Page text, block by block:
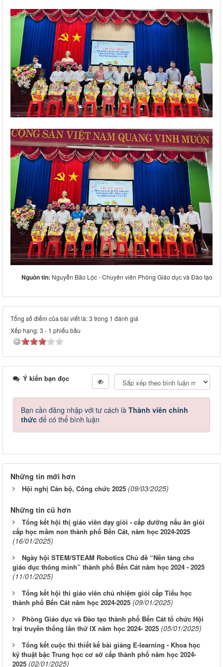
Nguồn tin: Nguyễn Bão Lộc - Chuyên viên Phòng Giáo dục và Đào tạo
Tổng số điểm của bài viết là: 3 trong 1 đánh giá
Xếp hạng:3 - 1 phiếu bầu
Ý kiến bạn đọc
Bạn cần đăng nhập với tư cách là Thành viên chính
thức để có thể bình luận
Những tin mới hơn
Hội nghị Cán bộ, Công chức 2025 (09/03/2025)
Những tin cũ hơn
Tổng kết hội thị giáo viên dạy giỏi - cấp dưỡng nấu ăn giỏi
cấp học mầm non thành phố Bến Cát, năm học 2024-2025
(16/01/2025)
Ngày hội STEM/STEAM Robotics Chủ đề “Nền tảng cho
giáo dục thông minh” thành phố Bến Cát năm học 2024 - 2025
(11/01/2025)
Tổng kết hội thi giáo viên chủ nhiệm giỏi cấp Tiểu học
thành phố Bến Cát năm học 2024-2025 (09/01/2025)
Phòng Giáo dục và Đào tạo thành phố Bến Cát tổ chức Hội
trại truyền thống lần thứ IX năm học 2024- 2025 (05/01/2025)
Tổng kết cuộc thi thiết kế bài giảng E-learning - Khoa học
kỹ thuật bậc Trung học cơ sở cấp thành phố năm học 2024-
2025 (02/01/2025)